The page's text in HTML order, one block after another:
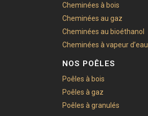
Cheminées à bois
Cheminées au gaz
Cheminées au bioéthanol
Cheminées à vapeur d’eau
NOS POÊLES
Poêles à bois
Poêles à gaz
Poêles à granulés